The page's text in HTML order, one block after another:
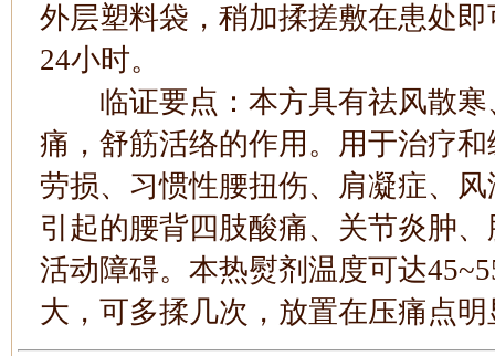
外层塑料袋，稍加揉搓敷在患处
24小时。
临证要点：本方具有祛风散寒
痛，舒筋活络的作用。用于治疗
劳损、习惯性腰扭伤、肩凝症、
引起的腰背四肢酸痛、关节炎肿
活动障碍。本热熨剂温度可达
大，可多揉几次，放置在压痛点